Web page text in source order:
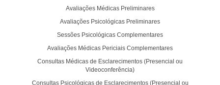
Avaliações Médicas Preliminares
Avaliações Psicológicas Preliminares
Sessões Psicológicas Complementares
Avaliações Médicas Periciais Complementares
Consultas Médicas de Esclarecimentos (Presencial ou
Videoconferência)
Consultas Psicológicas de Esclarecimentos (Presencial ou